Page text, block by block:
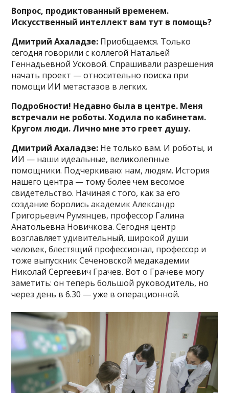
Вопрос, продиктованный временем.
Искусственный интеллект вам тут в помощь?
Дмитрий Ахаладзе: Приобщаемся. Только
сегодня говорили с коллегой Натальей
Геннадьевной Усковой. Спрашивали разрешения
начать проект — относительно поиска при
помощи ИИ метастазов в легких.
Подробности! Недавно была в центре. Меня
встречали не роботы. Ходила по кабинетам.
Кругом люди. Лично мне это греет душу.
Дмитрий Ахаладзе: Не только вам. И роботы, и
ИИ — наши идеальные, великолепные
помощники. Подчеркиваю: нам, людям. История
нашего центра — тому более чем весомое
свидетельство. Начиная с того, как за его
создание боролись академик Александр
Григорьевич Румянцев, профессор Галина
Анатольевна Новичкова. Сегодня центр
возглавляет удивительный, широкой души
человек, блестящий профессионал, профессор и
тоже выпускник Сеченовской медакадемии
Николай Сергеевич Грачев. Вот о Грачеве могу
заметить: он теперь большой руководитель, но
через день в 6.30 — уже в операционной.